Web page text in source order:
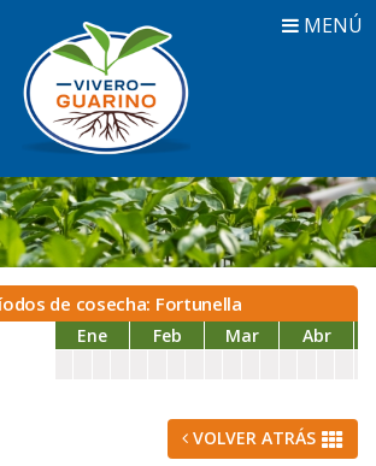
MENÚ
de cosecha: Fortunella
Ene Feb Mar Abr
VOLVER ATRÁS